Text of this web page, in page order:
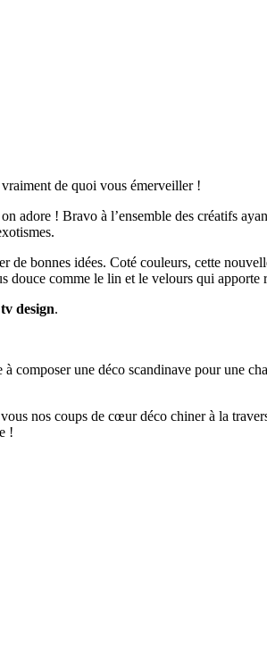
vraiment de quoi vous émerveiller !
adore ! Bravo à l’ensemble des créatifs
de bonnes idées. Coté couleurs, cette
douce comme le lin et le velours qui apporte
design.
composer une déco scandinave pour une
nos coups de cœur déco chiner à la
!